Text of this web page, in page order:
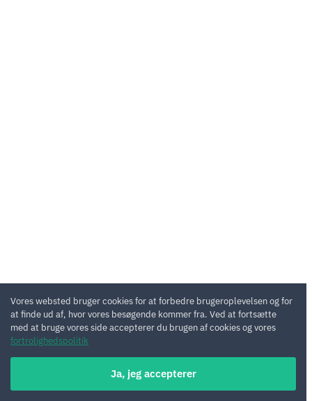
Vores websted bruger cookies for at forbedre brugeroplevelsen og for
at finde ud af, hvor vores besøgende kommer fra. Ved at fortsætte
med at bruge vores side accepterer du brugen af cookies og vores
fortrolighedspolitik
Ja, jeg accepterer